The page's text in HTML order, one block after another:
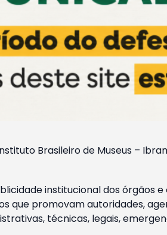
Brasileiro de Museus –
institucional dos órgãos
que promovam autoridades,
técnicas, legais,